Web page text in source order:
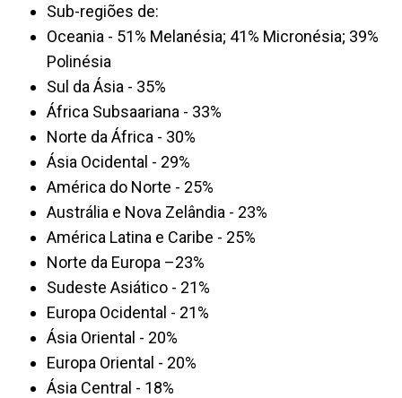
Sub-regiões de:
Oceania - 51% Melanésia; 41% Micronésia; 39%
Polinésia
Sul da Ásia - 35%
África Subsaariana - 33%
Norte da África - 30%
Ásia Ocidental - 29%
América do Norte - 25%
Austrália e Nova Zelândia - 23%
América Latina e Caribe - 25%
Norte da Europa –23%
Sudeste Asiático - 21%
Europa Ocidental - 21%
Ásia Oriental - 20%
Europa Oriental - 20%
Ásia Central - 18%